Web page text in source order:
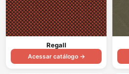
Regall
Acessar catálogo →